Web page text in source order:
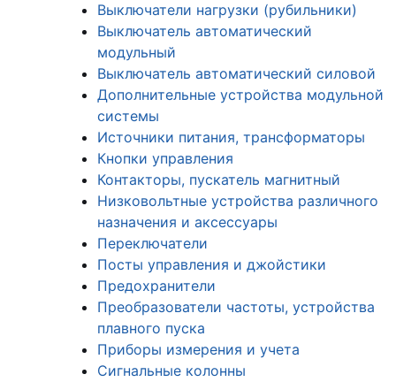
Выключатели нагрузки (рубильники)
Выключатель автоматический
модульный
Выключатель автоматический силовой
Дополнительные устройства модульной
системы
Источники питания, трансформаторы
Кнопки управления
Контакторы, пускатель магнитный
Низковольтные устройства различного
назначения и аксессуары
Переключатели
Посты управления и джойстики
Предохранители
Преобразователи частоты, устройства
плавного пуска
Приборы измерения и учета
Сигнальные колонны